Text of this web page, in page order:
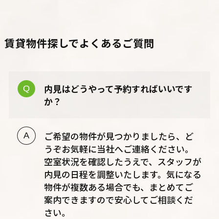
賃貸物件探しでよくあるご質問
内見はどうやって予約すればいいです
か？
ご希望の物件が見つかりましたら、ど
うぞお気軽に当社へご連絡ください。
空室状況を確認したうえで、スタッフが
内見の日程を調整いたします。気になる
物件が複数ある場合でも、まとめてご
案内できますので安心してご相談くだ
さい。